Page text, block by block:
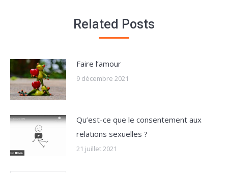
Related Posts
Faire l’amour
9 décembre 2021
Qu’est-ce que le consentement aux
relations sexuelles ?
21 juillet 2021